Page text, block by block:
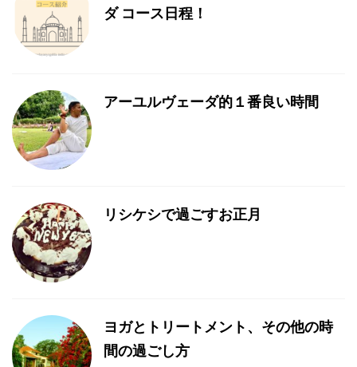
ダ コース日程！
アーユルヴェーダ的１番良い時間
リシケシで過ごすお正月
ヨガとトリートメント、その他の時
間の過ごし方